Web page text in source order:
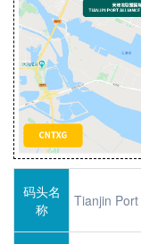
码头名
称
Tianjin